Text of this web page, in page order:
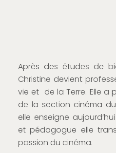
Après des études de
Christine devient
vie et de la Terre. Elle
de la section cinéma
elle enseigne
et pédagogue elle
passion du cinéma.